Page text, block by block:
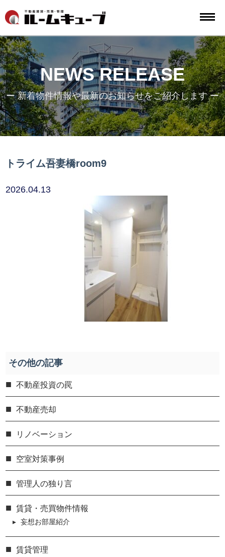
NEWS RELEASE
ー 新着物件情報や最新のお知らせをご紹介します ー
トライム吾妻橋room9
2026.04.13
その他の記事
不動産投資の罠
不動産売却
リノベーション
空室対策事例
管理人の独り言
賃貸・売買物件情報
妄想お部屋紹介
賃貸管理